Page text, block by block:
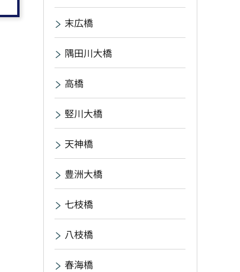
末広橋
隅田川大橋
高橋
竪川大橋
天神橋
豊洲大橋
七枝橋
八枝橋
春海橋